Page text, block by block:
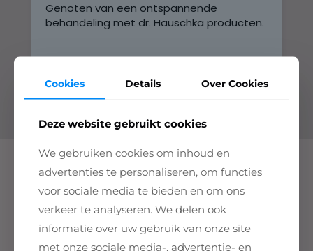
Genoten van een ontspannende
behandeling met dr. Hauschka producten.
Contact
Belle holistische huidverzorging
Het Koetshuys
Korte gracht 28
Cookies Details Over Cookies
Deze website gebruikt cookies
We gebruiken cookies om inhoud en
advertenties te personaliseren, om functies
voor sociale media te bieden en om ons
verkeer te analyseren. We delen ook
informatie over uw gebruik van onze site
met onze sociale media-, advertentie- en